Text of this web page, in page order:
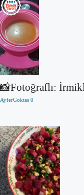
📸Fotoğraflı:
AyferGoktas 0